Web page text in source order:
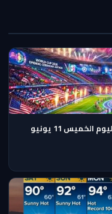
التفاصيل الكاملة لافتتاح كأس العالم اليوم الخميس 11 يونيو